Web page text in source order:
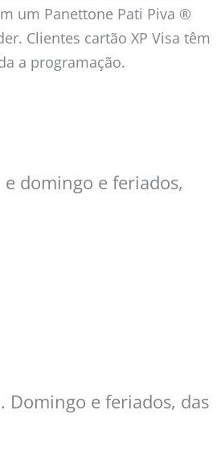
um Panettone Pati Piva ®
Clientes cartão XP Visa têm
a programação.
domingo e feriados,
Domingo e feriados, das